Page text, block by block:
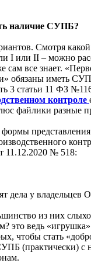
наличие СУПБ?
Смотря
I или II – можно
сам все знает.
обязаны иметь
3 статьи 11 ФЗ
контроле
файлики разные
11.12.2020 № 518:
дела у
из них
это ведь
чтобы стать
(практически) с